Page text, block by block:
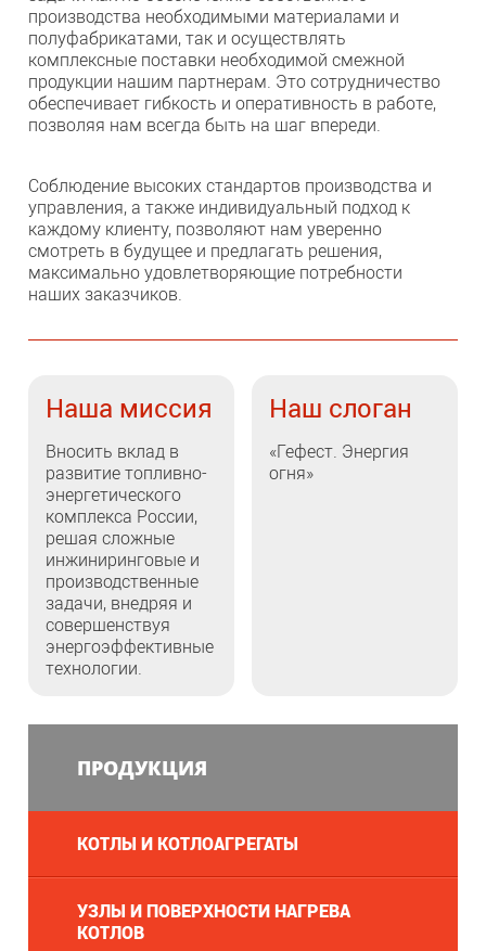
производства необходимыми материалами и
полуфабрикатами, так и осуществлять
комплексные поставки необходимой смежной
продукции нашим партнерам. Это сотрудничество
обеспечивает гибкость и оперативность в работе,
позволяя нам всегда быть на шаг впереди.
Соблюдение высоких стандартов производства и
управления, а также индивидуальный подход к
каждому клиенту, позволяют нам уверенно
смотреть в будущее и предлагать решения,
максимально удовлетворяющие потребности
наших заказчиков.
Наша миссия
Вносить вклад в
развитие топливно-
энергетического
комплекса России,
решая сложные
инжиниринговые и
производственные
задачи, внедряя и
совершенствуя
энергоэффективные
технологии.
Наш слоган
«Гефест. Энергия
огня»
ПРОДУКЦИЯ
КОТЛЫ И КОТЛОАГРЕГАТЫ
УЗЛЫ И ПОВЕРХНОСТИ НАГРЕВА
КОТЛОВ